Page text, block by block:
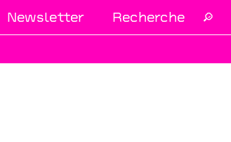
Newsletter 🔎